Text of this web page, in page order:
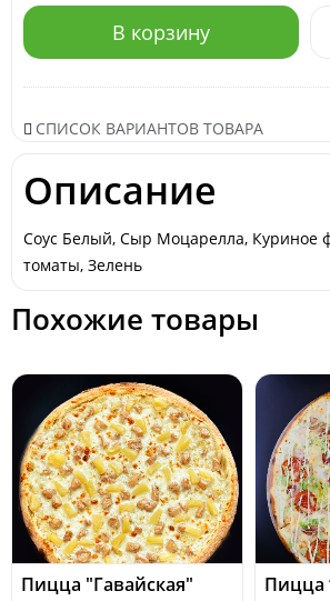
В корзину
СПИСОК ВАРИАНТОВ ТОВАРА
Описание
Соус Белый, Сыр Моцарелла, Куриное
томаты, Зелень
Похожие товары
Пицца "Гавайская" Пицца